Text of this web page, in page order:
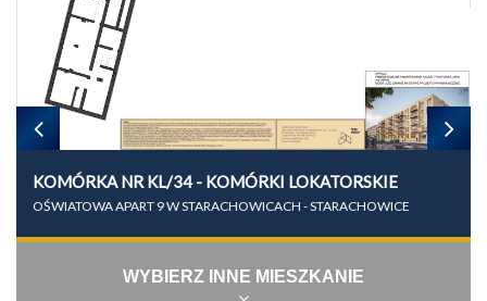
KOMÓRKA NR KL/34 - KOMÓRKI LOKATORSKIE
OŚWIATOWA APART 9 W STARACHOWICACH - STARACHOWICE
WYBIERZ INNE MIESZKANIE